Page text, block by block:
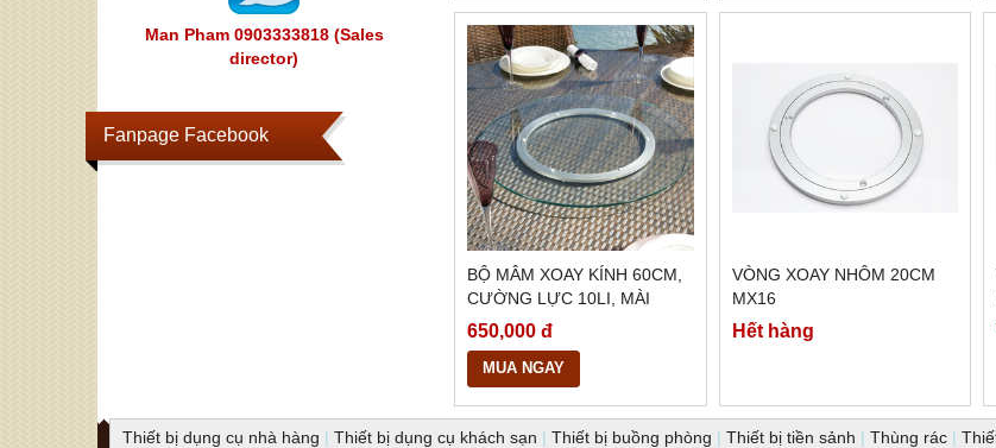
Man Pham 0903333818 (Sales
director)
Fanpage Facebook
BỘ MÂM XOAY KÍNH 60CM,
CƯỜNG LỰC 10LI, MÀI
BÓNG CẠNH, BMX24
650,000 đ
MUA NGAY
VÒNG XOAY NHÔM 20CM
MX16
Hết hàng
Thiết bị dụng cụ nhà hàng | Thiết bị dụng cụ khách sạn | Thiết bị buồng phòng | Thiết bị tiền sảnh | Thùng rác |